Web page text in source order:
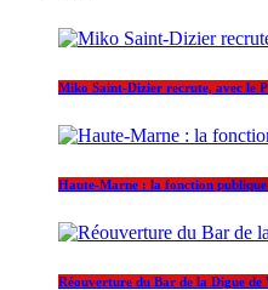
Miko Saint-Dizier recrute, avec le
Haute-Marne : la fonction
Réouverture du Bar de la Digue de